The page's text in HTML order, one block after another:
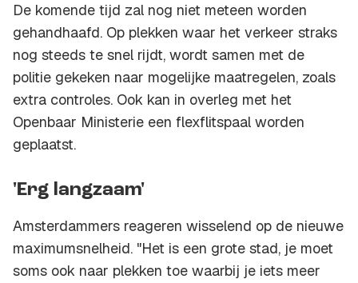
De komende tijd zal nog niet meteen worden
gehandhaafd. Op plekken waar het verkeer straks
nog steeds te snel rijdt, wordt samen met de
politie gekeken naar mogelijke maatregelen, zoals
extra controles. Ook kan in overleg met het
Openbaar Ministerie een flexflitspaal worden
geplaatst.
'Erg langzaam'
Amsterdammers reageren wisselend op de nieuwe
maximumsnelheid. "Het is een grote stad, je moet
soms ook naar plekken toe waarbij je iets meer